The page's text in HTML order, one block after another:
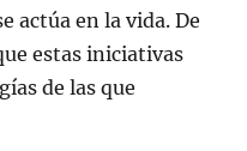
actúa en la vida. De
estas iniciativas
de las que